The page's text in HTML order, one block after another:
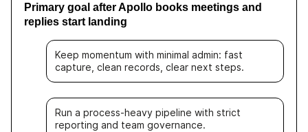
Primary goal after Apollo books meetings and
replies start landing
Keep momentum with minimal admin: fast
capture, clean records, clear next steps.
Run a process-heavy pipeline with strict
reporting and team governance.